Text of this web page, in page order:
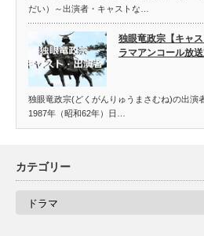
だい）～出演者・キャストな…
独眼竜政宗【キャ
ラマアンコール放
独眼竜政宗(どくがんりゅうまさむね)の出演
1987年（昭和62年）日…
カテゴリー